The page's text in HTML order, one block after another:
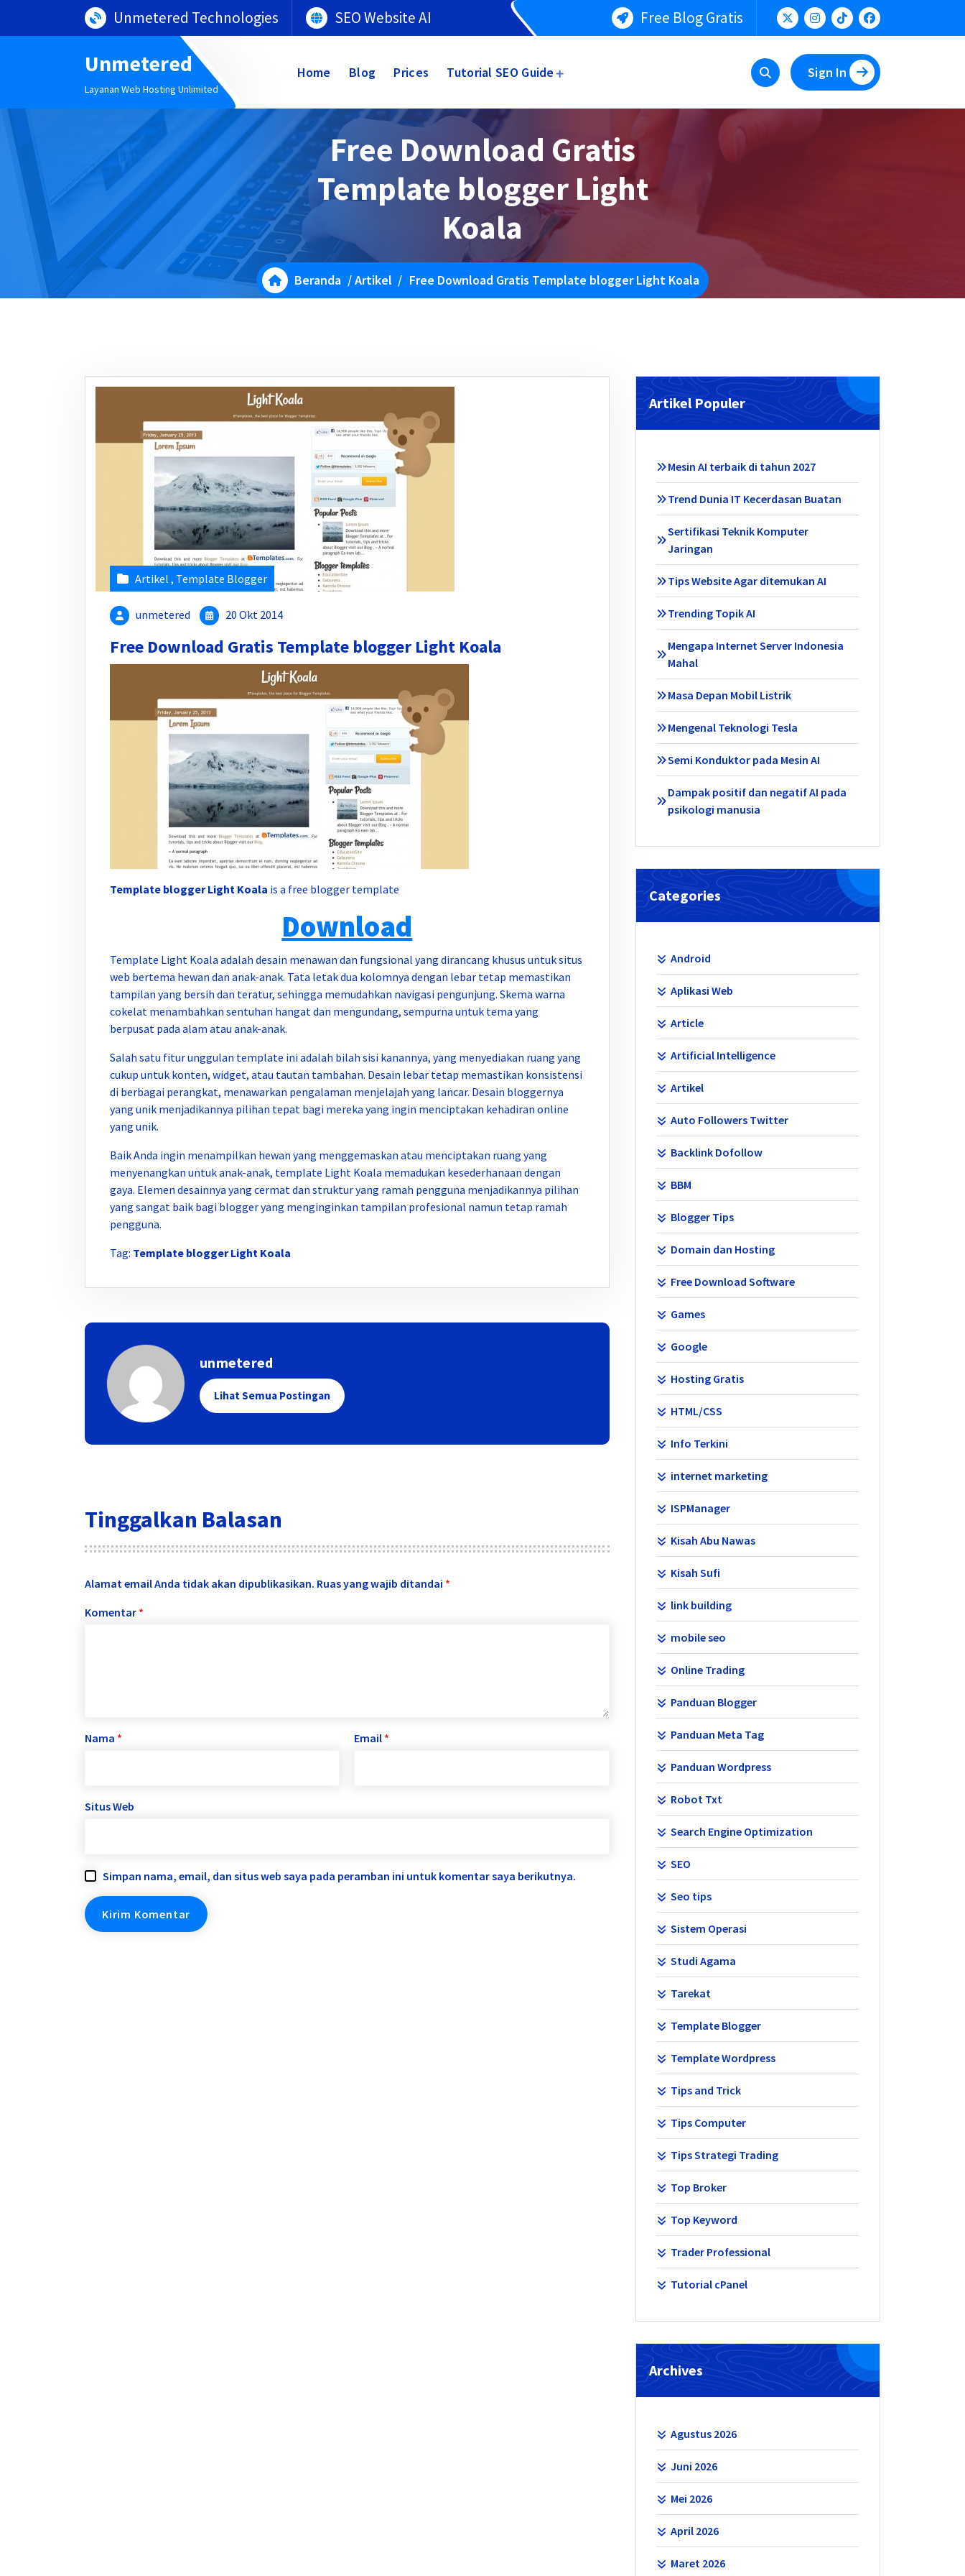
Unmetered Technologies SEO Website AI Free Blog Gratis
Unmetered
Layanan Web Hosting Unlimited
Home Blog Prices Tutorial SEO Guide Sign In
Free Download Gratis
Template blogger Light
Koala
Beranda /Artikel / Free Download Gratis Template blogger Light Koala
Artikel , Template Blogger
unmetered 20 Okt 2014
Free Download Gratis Template blogger Light Koala
Template blogger Light Koala is a free blogger template
Download
Template Light Koala adalah desain menawan dan fungsional yang dirancang khusus untuk situs
web bertema hewan dan anak-anak. Tata letak dua kolomnya dengan lebar tetap memastikan
tampilan yang bersih dan teratur, sehingga memudahkan navigasi pengunjung. Skema warna
cokelat menambahkan sentuhan hangat dan mengundang, sempurna untuk tema yang
berpusat pada alam atau anak-anak.
Salah satu fitur unggulan template ini adalah bilah sisi kanannya, yang menyediakan ruang yang
cukup untuk konten, widget, atau tautan tambahan. Desain lebar tetap memastikan konsistensi
di berbagai perangkat, menawarkan pengalaman menjelajah yang lancar. Desain bloggernya
yang unik menjadikannya pilihan tepat bagi mereka yang ingin menciptakan kehadiran online
yang unik.
Baik Anda ingin menampilkan hewan yang menggemaskan atau menciptakan ruang yang
menyenangkan untuk anak-anak, template Light Koala memadukan kesederhanaan dengan
gaya. Elemen desainnya yang cermat dan struktur yang ramah pengguna menjadikannya pilihan
yang sangat baik bagi blogger yang menginginkan tampilan profesional namun tetap ramah
pengguna.
Tag: Template blogger Light Koala
unmetered
Lihat Semua Postingan
Tinggalkan Balasan
Alamat email Anda tidak akan dipublikasikan. Ruas yang wajib ditandai *
Komentar *
Nama * Email *
Situs Web
Simpan nama, email, dan situs web saya pada peramban ini untuk komentar saya berikutnya.
Artikel Populer
Mesin AI terbaik di tahun 2027
Trend Dunia IT Kecerdasan Buatan
Sertifikasi Teknik Komputer
Jaringan
Tips Website Agar ditemukan AI
Trending Topik AI
Mengapa Internet Server Indonesia
Mahal
Masa Depan Mobil Listrik
Mengenal Teknologi Tesla
Semi Konduktor pada Mesin AI
Dampak positif dan negatif AI pada
psikologi manusia
Categories
Android
Aplikasi Web
Article
Artificial Intelligence
Artikel
Auto Followers Twitter
Backlink Dofollow
BBM
Blogger Tips
Domain dan Hosting
Free Download Software
Games
Google
Hosting Gratis
HTML/CSS
Info Terkini
internet marketing
ISPManager
Kisah Abu Nawas
Kisah Sufi
link building
mobile seo
Online Trading
Panduan Blogger
Panduan Meta Tag
Panduan Wordpress
Robot Txt
Search Engine Optimization
SEO
Seo tips
Sistem Operasi
Studi Agama
Tarekat
Template Blogger
Template Wordpress
Tips and Trick
Tips Computer
Tips Strategi Trading
Top Broker
Top Keyword
Trader Professional
Tutorial cPanel
Archives
Agustus 2026
Juni 2026
Mei 2026
April 2026
Maret 2026